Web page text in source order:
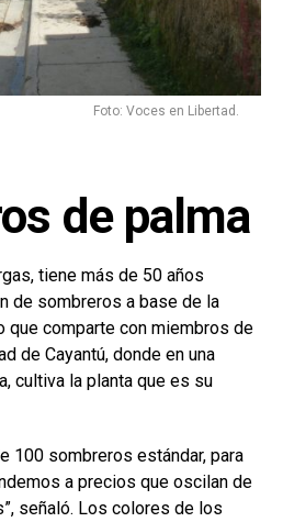
Foto: Voces en Libertad.
de palma
tiene más de 50 años
de sombreros a base de la
que comparte con miembros de
de Cayantú, donde en una
cultiva la planta que es su
100 sombreros estándar, para
a precios que oscilan de
señaló. Los colores de los